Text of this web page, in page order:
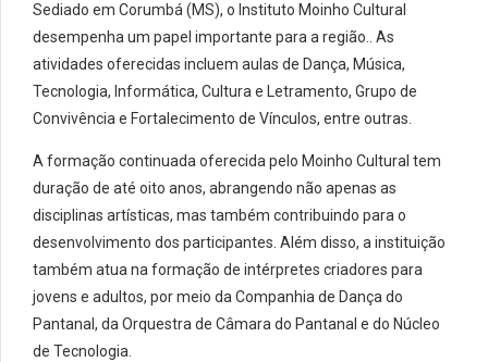
Sediado em Corumbá (MS), o Instituto Moinho Cultural
desempenha um papel importante para a região.. As
atividades oferecidas incluem aulas de Dança, Música,
Tecnologia, Informática, Cultura e Letramento, Grupo de
Convivência e Fortalecimento de Vínculos, entre outras.
A formação continuada oferecida pelo Moinho Cultural tem
duração de até oito anos, abrangendo não apenas as
disciplinas artísticas, mas também contribuindo para o
desenvolvimento dos participantes. Além disso, a instituição
também atua na formação de intérpretes criadores para
jovens e adultos, por meio da Companhia de Dança do
Pantanal, da Orquestra de Câmara do Pantanal e do Núcleo
de Tecnologia.